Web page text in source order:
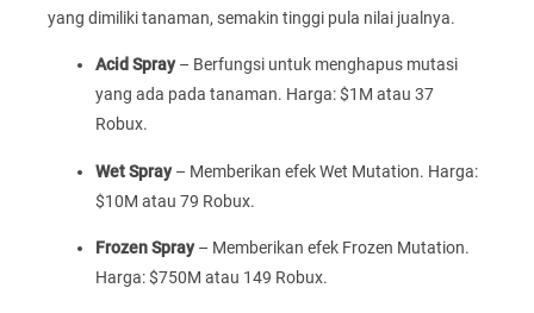
yang dimiliki tanaman, semakin tinggi pula nilai jualnya.
Acid Spray– Berfungsi untuk menghapus mutasi
yang ada pada tanaman. Harga: $1M atau 37
Robux.
Wet Spray– Memberikan efek Wet Mutation. Harga:
$10M atau 79 Robux.
Frozen Spray– Memberikan efek Frozen Mutation.
Harga: $750M atau 149 Robux.